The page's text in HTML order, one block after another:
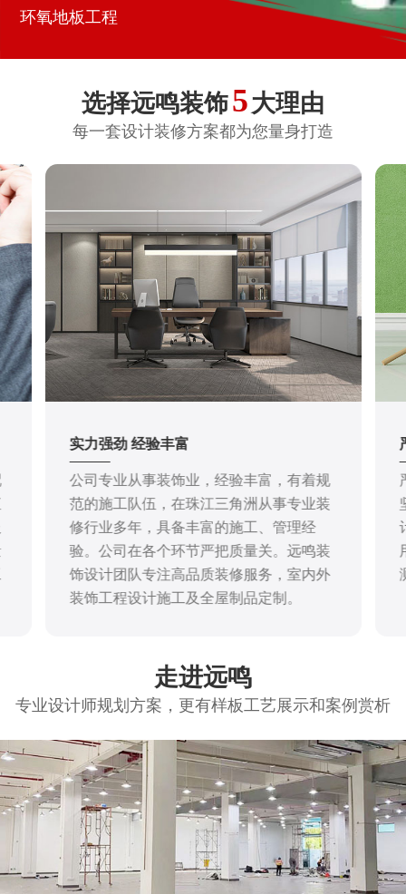
环氧地板工程
选择远鸣装饰5大理由
每一套设计装修方案都为您量身打造
实力强劲 经验丰富
公司专业从事装饰业，经验丰富，有着规
范的施工队伍，在珠江三角洲从事专业装
修行业多年，具备丰富的施工、管理经
验。公司在各个环节严把质量关。远鸣装
饰设计团队专注高品质装修服务，室内外
装饰工程设计施工及全屋制品定制。
走进远鸣
专业设计师规划方案，更有样板工艺展示和案例赏析